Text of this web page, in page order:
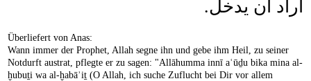
أراد أن يدخل.
Überliefert von Anas:
Wann immer der Prophet, Allah segne ihn und gebe ihm Heil, zu seiner
Notdurft austrat, pflegte er zu sagen: "Allāhumma innī aʿūḏu bika mina al-
ḫubuṯi wa al-ḫabāʾiṯ (O Allah, ich suche Zuflucht bei Dir vor allem